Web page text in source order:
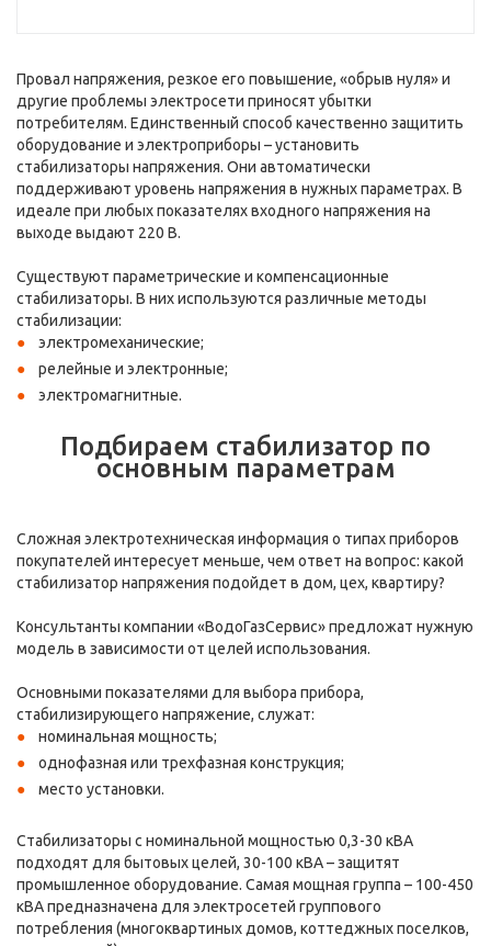
Провал напряжения, резкое его повышение, «обрыв нуля» и
другие проблемы электросети приносят убытки
потребителям. Единственный способ качественно защитить
оборудование и электроприборы – установить
стабилизаторы напряжения. Они автоматически
поддерживают уровень напряжения в нужных параметрах. В
идеале при любых показателях входного напряжения на
выходе выдают 220 В.
Существуют параметрические и компенсационные
стабилизаторы. В них используются различные методы
стабилизации:
электромеханические;
релейные и электронные;
электромагнитные.
Подбираем стабилизатор по
основным параметрам
Сложная электротехническая информация о типах приборов
покупателей интересует меньше, чем ответ на вопрос: какой
стабилизатор напряжения подойдет в дом, цех, квартиру?
Консультанты компании «ВодоГазСервис» предложат нужную
модель в зависимости от целей использования.
Основными показателями для выбора прибора,
стабилизирующего напряжение, служат:
номинальная мощность;
однофазная или трехфазная конструкция;
место установки.
Стабилизаторы с номинальной мощностью 0,3-30 кВА
подходят для бытовых целей, 30-100 кВА – защитят
промышленное оборудование. Самая мощная группа – 100-450
кВА предназначена для электросетей группового
потребления (многоквартиных домов, коттеджных поселков,